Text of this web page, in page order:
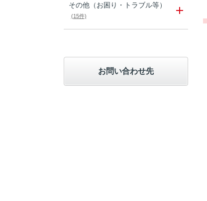
その他（お困り・トラブル等）
(15件)
お問い合わせ先